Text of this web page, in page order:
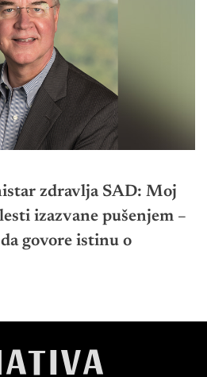
zdravlja SAD: Moj
izazvane pušenjem –
govore istinu o